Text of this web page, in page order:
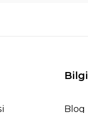
Bilgi
Blog